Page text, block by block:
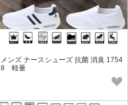
メンズ ナースシューズ 抗菌 消臭 1754
8 軽量